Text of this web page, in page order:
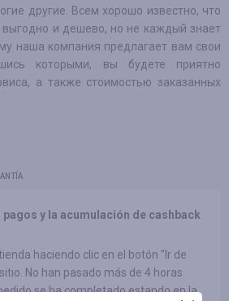
другие. Всем хорошо известно, что
выгодно и дешево, но не каждый знает
наша компания предлагает вам свои
которыми, вы будете приятно
а также стоимостью заказанных
y la acumulación de cashback
haciendo clic en el botón "Ir de
No han pasado más de 4 horas
se ha completado estando en la